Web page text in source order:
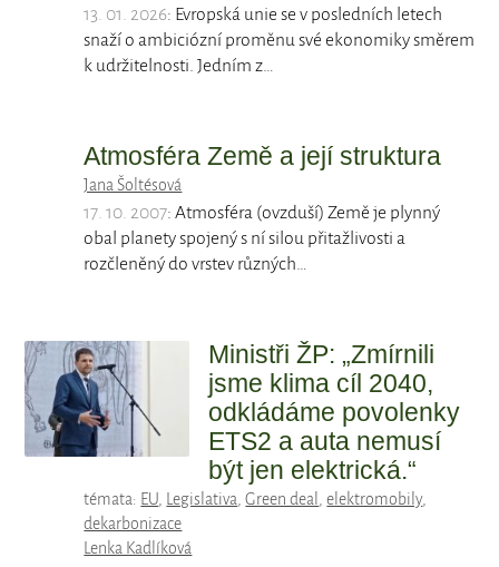
13. 01. 2026: Evropská unie se v posledních letech
snaží o ambiciózní proměnu své ekonomiky směrem
k udržitelnosti. Jedním z…
Atmosféra Země a její struktura
Jana Šoltésová
17. 10. 2007: Atmosféra (ovzduší) Země je plynný
obal planety spojený s ní silou přitažlivosti a
rozčleněný do vrstev různých…
Ministři ŽP: „Zmírnili
jsme klima cíl 2040,
odkládáme povolenky
ETS2 a auta nemusí
být jen elektrická.“
témata: EU, Legislativa,Green deal ,elektromobily,
dekarbonizace
Lenka Kadlíková